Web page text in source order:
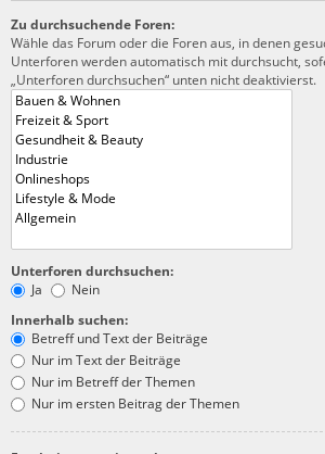
Zu durchsuchende Foren:
Wähle das Forum oder die Foren aus, in denen
Unterforen werden automatisch mit durchsucht,
„Unterforen durchsuchen“ unten nicht deaktivierst.
Unterforen durchsuchen:
Ja
Nein
Innerhalb suchen:
Betreff und Text der Beiträge
Nur im Text der Beiträge
Nur im Betreff der Themen
Nur im ersten Beitrag der Themen